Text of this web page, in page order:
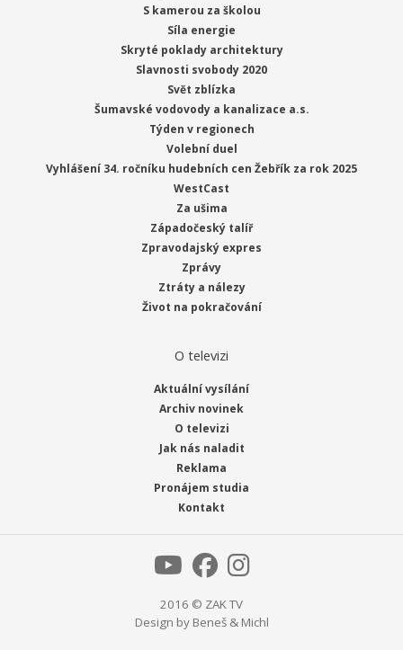
S kamerou za školou
Síla energie
Skryté poklady architektury
Slavnosti svobody 2020
Svět zblízka
Šumavské vodovody a kanalizace a.s.
Týden v regionech
Volební duel
Vyhlášení 34. ročníku hudebních cen Žebřík za rok 2025
WestCast
Za ušima
Západočeský talíř
Zpravodajský expres
Zprávy
Ztráty a nálezy
Život na pokračování
O televizi
Aktuální vysílání
Archiv novinek
O televizi
Jak nás naladit
Reklama
Pronájem studia
Kontakt
2016 © ZAK TV
Design by Beneš & Michl